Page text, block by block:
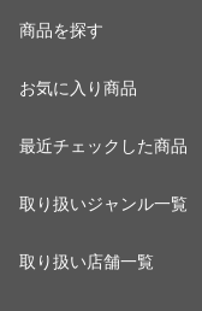
商品を探す
お気に入り商品
最近チェックした商品
取り扱いジャンル一覧
取り扱い店舗一覧